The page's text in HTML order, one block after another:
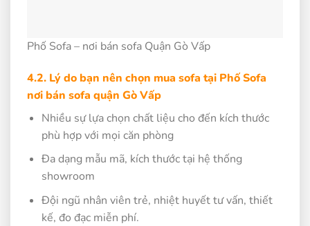
Phố Sofa – nơi bán sofa Quận Gò Vấp
4.2. Lý do bạn nên chọn mua sofa tại Phố Sofa
nơi bán sofa quận Gò Vấp
Nhiều sự lựa chọn chất liệu cho đến kích thước
phù hợp với mọi căn phòng
Đa dạng mẫu mã, kích thước tại hệ thống
showroom
Đội ngũ nhân viên trẻ, nhiệt huyết tư vấn, thiết
kế, đo đạc miễn phí.